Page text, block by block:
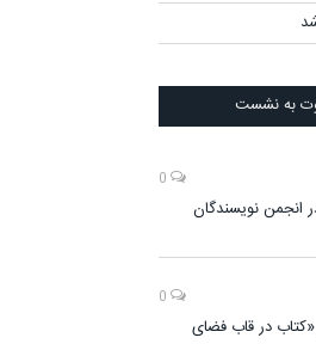
به نشست
انجمن نویسندگان
در قاب فضای